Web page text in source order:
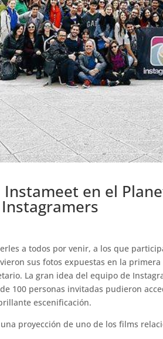
en el
a todos por venir, a los que
sus fotos expuestas en la
La gran idea del equipo de
100 personas invitadas pudieron
escenificación.
proyección de uno de los films